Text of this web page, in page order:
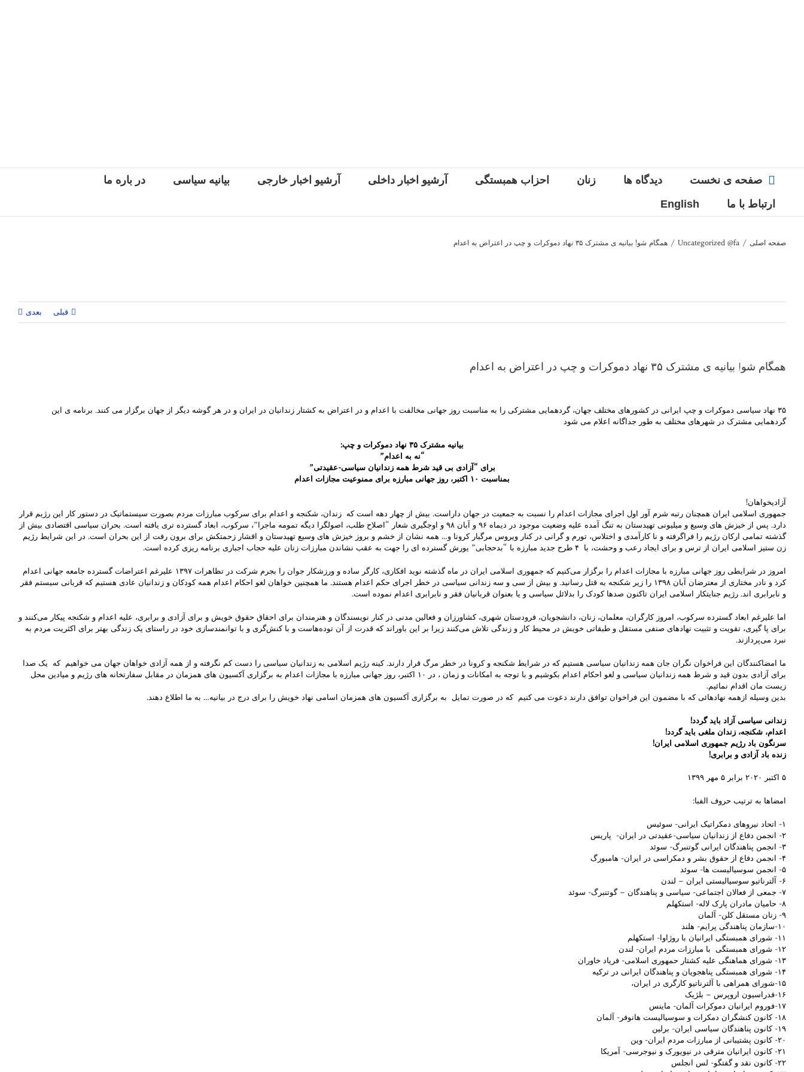
صفحه ی نخست دیدگاه ها زنان احزاب همبستگی آرشیو اخبار داخلی آرشیو اخبار خارجی بیانیه سیاسی
در باره ما
ارتباط با ما
English
صفحه اصلی /
Uncategorized @fa
/ همگام شو! بیانیه ی مشترک ۳۵ نهاد دموکرات و چپ در اعتراض به اعدام
قبلی بعدی
همگام شو! بیانیه ی مشترک ۳۵ نهاد دموکرات و چپ در اعتراض به اعدام
۳۵ نهاد سیاسی دموکرات و چپ ایرانی در کشورهای مختلف جهان، گردهمایی مشترکی را به مناسبت روز جهانی مخالفت با اعدام و در اعتراض به کشتار زندانیان در ایران و در هر گوشه دیگر از جهان برگزار می کنند. برنامه ی این
گردهمایی مشترک در شهرهای مختلف به طور جداگانه اعلام می شود
بیانیه مشترک ۳۵ نهاد دموکرات و چپ:
“نه به اعدام”
برای “آزادی بی قید شرط همه زندانیان سیاسی-عقیدتی”
بمناسبت ۱۰ اکتبر، روز جهانی مبارزه برای ممنوعیت مجازات اعدام
آزادیخواهان!
جمهوری اسلامی ایران همچنان رتبه شرم آور اول اجرای مجازات اعدام را نسبت به جمعیت در جهان داراست. بیش از چهار دهه است که زندان، شکنجه و اعدام برای سرکوب مبارزات مردم بصورت سیستماتیک در دستور کار این رژیم قرار
دارد. پس از خیزش های وسیع و میلیونی تهیدستان به تنگ آمده علیه وضعیت موجود در دیماه ٩۶ و آبان ٩۸ و اوجگیری شعار “اصلاح طلب، اصولگرا دیگه تمومه ماجرا”، سرکوب، ابعاد گسترده تری یافته است. بحران سیاسی اقتصادی بیش از
گذشته تمامی ارکان رژیم را فراگرفته و نا کارآمدی و اختلاس، تورم و گرانی در کنار ویروس مرگبار کرونا و… همه نشان از خشم و بروز خیزش های وسیع تهیدستان و اقشار زحمتکش برای برون رفت از این بحران است. در این شرایط رژیم
زن ستیز اسلامی ایران از ترس و برای ایجاد رعب و وحشت، با ۴ طرح جدید مبارزه با “بدحجابی” یورش گسترده ای را جهت به عقب نشاندن مبارزات زنان علیه حجاب اجباری برنامه ریزی کرده است.
امروز در شرایطی روز جهانی مبارزه با مجازات اعدام را برگزار می‌کنیم که جمهوری اسلامی ایران در ماه گذشته نوید افکاری، کارگر ساده و ورزشکار جوان را بجرم شرکت در تظاهرات ۱۳٩٧ علیرغم اعتراضات گسترده جامعه جهانی اعدام
کرد و نادر مختاری از معترضان آبان ۱۳۹۸ را زیر شکنجه به قتل رسانید. و بیش از سی و سه زندانی سیاسی در خطر اجرای حکم اعدام هستند. ما همچنین خواهان لغو احکام اعدام همه کودکان و زندانیان عادی هستیم که قربانی سیستم فقر
و نابرابری اند. رژیم جنایتکار اسلامی ایران تاکنون صدها کودک را بدلائل سیاسی و یا بعنوان قربانیان فقر و نابرابری اعدام نموده است.
اما علیرغم ابعاد گسترده سرکوب، امروز کارگران، معلمان، زنان، دانشجویان، فرودستان شهری، کشاورزان و فعالین مدنی در کنار نویسندگان و هنرمندان برای احقاق حقوق خویش و برای آزادی و برابری، ‌علیه اعدام و شکنجه پیکار می‌کنند و
برای پا گیری، تقویت و تثبیت نهادهای صنفی مستقل و طبقاتی خویش در محیط کار و زندگی تلاش می‌کنند زیرا بر این باوراند که قدرت‌ از آن توده‌هاست و با کنش‌گری و با توانمندسازی خود در راستای یک زندگی بهتر برای اکثریت مردم به
نبرد می‌پردازند.
ما امضاکنندگان این فراخوان نگران جان همه زندانیان سیاسی هستیم که در شرایط شکنجه و کرونا در خطر مرگ قرار دارند. کینه رژیم اسلامی به زندانیان سیاسی را دست کم نگرفته و از همه آزادی خواهان جهان می خواهیم که یک صدا
برای آزادی بدون قید و شرط همه زندانیان سیاسی و لغو احکام اعدام بکوشیم و با توجه به امکانات و زمان ، در ۱۰ اکتبر، روز جهانی مبارزه با مجازات اعدام به برگزاری آکسیون های همزمان در مقابل سفارتخانه های رژیم و میادین محل
زیست مان اقدام نمائیم.
بدین وسیله ازهمه نهادهائی که با مضمون این فراخوان توافق دارند دعوت می کنیم که در صورت تمایل به برگزاری آکسیون های همزمان اسامی نهاد خویش را برای درج در بیانیه… به ما اطلاع دهند.
زندانی سیاسی آزاد باید گردد!
اعدام، شکنجه، زندان ملغی باید گردد!
سرنگون باد رژیم جمهوری اسلامی ایران!
زنده باد آزادی و برابری!
۵ اکتبر ٢۰٢۰ برابر ۵ مهر ۱۳٩٩
امضاها به ترتیب حروف الفبا:
۱- اتحاد نیروهای دمکراتیک ایرانی- سوئیس
٢- انجمن دفاع از زندانیان سیاسی-عقیدتی در ایران- پاریس
۳- انجمن پناهندگان ایرانی گوتنبرگ- سوئد
۴- انجمن دفاع از حقوق بشر و دمکراسی در ایران- هامبورگ
۵- انجمن سوسیالیست ها- سوئد
۶- آلترناتیو سوسیالیستی ایران – لندن
٧- جمعی از فعالان اجتماعی- سیاسی و پناهندگان – گوتنبرگ- سوئد
۸- حامیان مادران پارک لاله- استکهلم
٩- زنان مستقل کلن- آلمان
۱۰-سازمان پناهندگی پرایم- هلند
۱۱- شورای همبستگی ایرانیان با روژاوا- استکهلم
۱۲- شورای همبستگی با مبارزات مردم ایران- لندن
۱۳- شورای هماهنگی علیه کشتار حمهوری اسلامی- فریاد خاوران
۱۴- شورای همبستگی پناهجویان و پناهندگان ایرانی در ترکیه
۱۵-شورای همراهی با آلترناتیو کارگری در ایران،
۱۶-فدراسیون اروپرس – بلژیک
۱۷-فوروم ایرانیان دموکرات آلمان- ماینس
۱۸- کانون کنشگران دمکرات و سوسیالیست هانوفر- آلمان
۱۹- کانون پناهندگان سیاسی ایران- برلین
۲۰- کانون پشتیبانی از مبارزات مردم ایران- وین
۲۱- کانون ایرانیان مترقی در نیویورک و نیوجرسی- آمریکا
۲۲- کانون نقد و گفتگو- لس انجلس